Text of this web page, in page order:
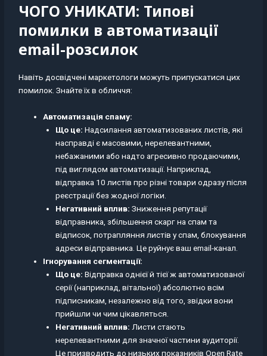
ЧОГО УНИКАТИ: Типові
помилки в автоматизації
email-розсилок
Навіть досвідчені маркетологи можуть припускатися цих
помилок. Знайте їх в обличчя:
Автоматизація спаму:
Що це: Надсилання автоматизованих листів, які
насправді є масовими, нерелевантними,
небажаними або надто агресивно продаючими,
під виглядом автоматизації. Наприклад,
відправка 10 листів про різні товари одразу після
реєстрації без жодної логіки.
Негативний вплив: Зниження репутації
відправника, збільшення скарг на спам та
відписок, потрапляння листів у спам, блокування
адреси відправника. Це руйнує ваш email-канал.
Ігнорування сегментації:
Що це: Відправка однієї й тієї ж автоматизованої
серії (наприклад, вітальної) абсолютно всім
підписникам, незалежно від того, звідки вони
прийшли чи чим цікавляться.
Негативний вплив: Листи стають
нерелевантними для значної частини аудиторії.
Це призводить до низьких показників Open Rate